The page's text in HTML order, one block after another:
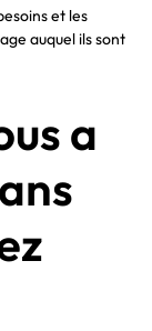
et les
auquel ils sont
a